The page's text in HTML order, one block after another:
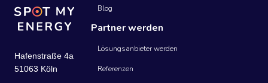
Hafenstraße 4a
51063 Köln
Blog
Partner werden
Lösungsanbieter werden
Referenzen